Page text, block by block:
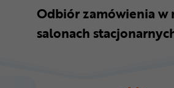
Odbiór zamówienia w
salonach